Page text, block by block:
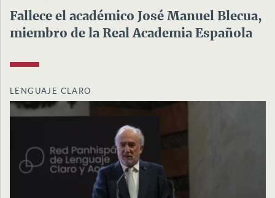
Fallece el académico José Manuel Blecua,
miembro de la Real Academia Española
LENGUAJE CLARO